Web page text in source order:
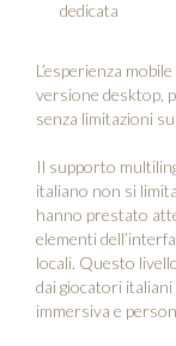
dedicata
L’esperienza
versione desktop,
senza limitazioni
Il supporto
italiano non si
hanno prestato
elementi
locali. Questo
dai giocatori italiani
immersiva e